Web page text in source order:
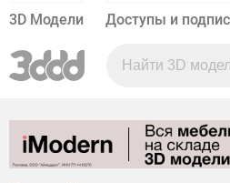
3D Модели Доступы и